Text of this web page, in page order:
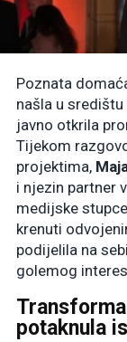
Poznata
našla u
javno otkrila
Tijekom
projektima,
i njezin partner
medijske
krenuti
podijelila na
golemog
potaknula